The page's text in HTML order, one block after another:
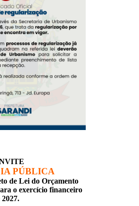
PÚBLICA
de Lei do Orçamento
o exercício financeiro
2027.